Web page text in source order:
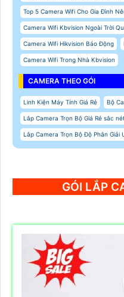
Top 5 Camera Wifi Cho Gia Đình
Camera Wifi Kbvision Ngoài Trời
Camera Wifi Hikvision Báo Động
Camera Wifi Trong Nhà Kbvision
CAMERA THEO GÓI
Linh Kiện Máy Tính Giá Rẻ Bộ
Lắp Camera Trọn Bộ Giá Rẻ sắc nét
Lắp Camera Trọn Bộ Độ Phân Giải
GÓI LẮP